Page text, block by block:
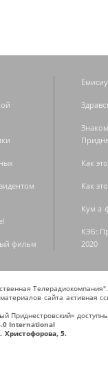
фильм
Как
Как
Кум а
КЭБ:
2020
Телерадиокомпания".
сайта активная
Приднестровский»
International
Христофорова, 5.